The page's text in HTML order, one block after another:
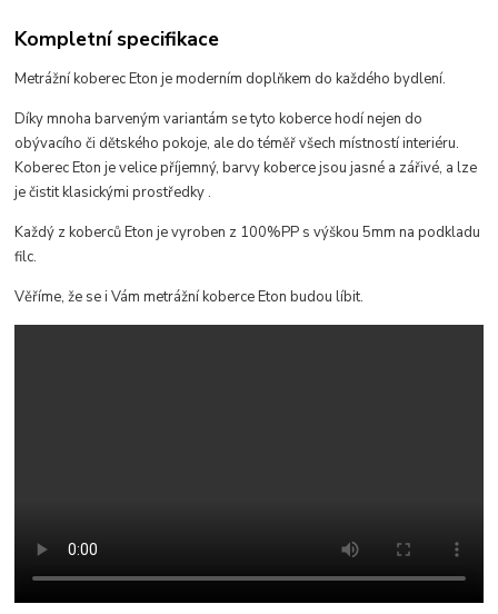
Kompletní specifikace
Metrážní koberec Eton je moderním doplňkem do každého bydlení.
Díky mnoha barveným variantám se tyto koberce hodínejen do
obývacího či dětského pokoje, ale do téměř všech místností interiéru.
Koberec Eton je velice příjemný, barvy koberce jsou jasné a zářivé, a lze
je čistit klasickými prostředky.
Každý z koberců Eton je vyroben z 100%PP s výškou 5mm na podkladu
filc.
Věříme, že se i Vám metrážní koberce Eton budou líbit.